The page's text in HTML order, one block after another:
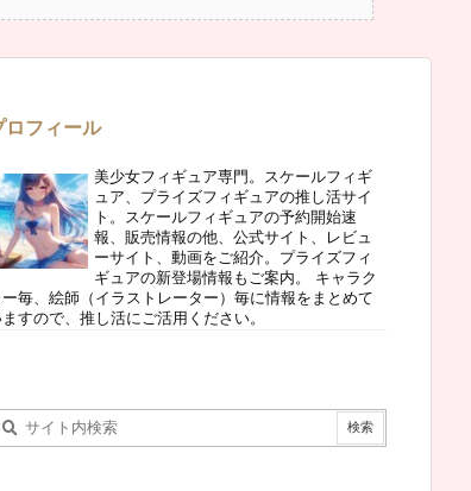
ロフィール
美少女フィギュア専門。スケールフィギ
ュア、プライズフィギュアの推し活サイ
ト。スケールフィギュアの予約開始速
報、販売情報の他、公式サイト、レビュ
ーサイト、動画をご紹介。プライズフィ
ギュアの新登場情報もご案内。 キャラク
ー毎、絵師（イラストレーター）毎に情報をまとめて
ますので、推し活にご活用ください。